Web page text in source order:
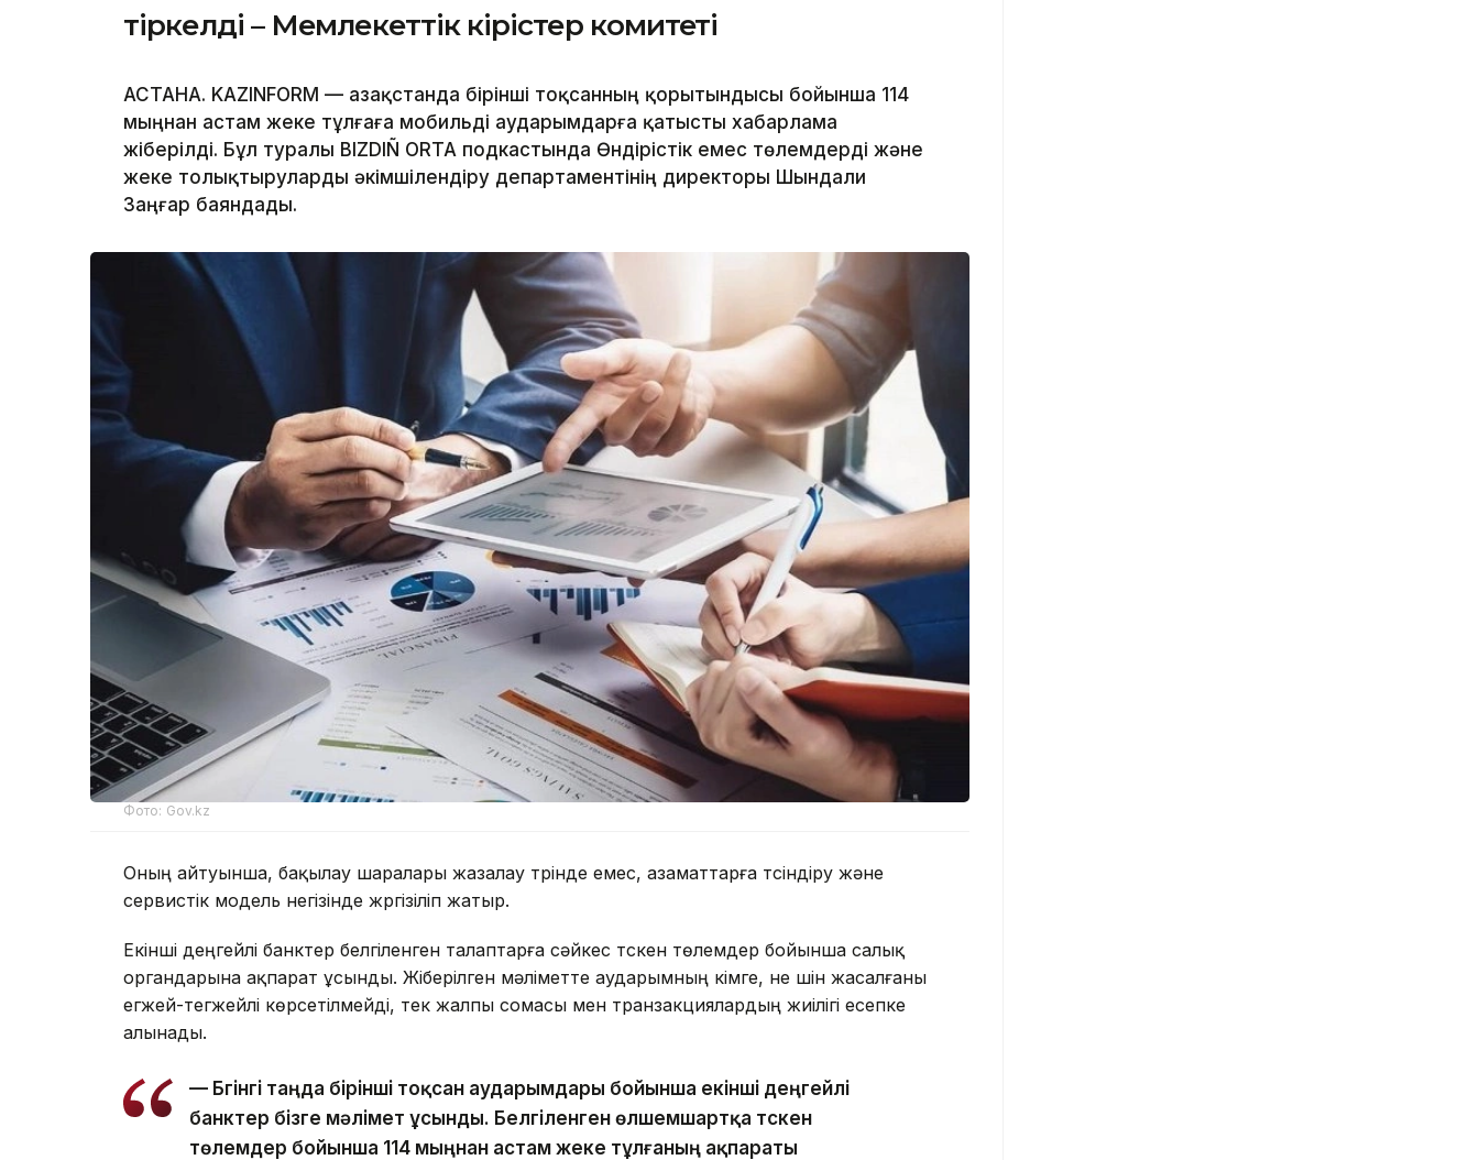
тіркелді – Мемлекеттік кірістер комитеті
АСТАНА. KAZINFORM — Қазақстанда бірінші тоқсанның қорытындысы бойынша 114
мыңнан астам жеке тұлғаға мобильді аударымдарға қатысты хабарлама
жіберілді. Бұл туралы BIZDIÑ ORTA подкастында Өндірістік емес төлемдерді және
жеке толықтыруларды әкімшілендіру департаментінің директоры Шындали
Заңғар баяндады.
Фото: Gov.kz
Оның айтуынша, бақылау шаралары жазалау түрінде емес, азаматтарға түсіндіру және
сервистік модель негізінде жүргізіліп жатыр.
Екінші деңгейлі банктер белгіленген талаптарға сәйкес түскен төлемдер бойынша салық
органдарына ақпарат ұсынды. Жіберілген мәліметте аударымның кімге, не үшін жасалғаны
егжей-тегжейлі көрсетілмейді, тек жалпы сомасы мен транзакциялардың жиілігі есепке
алынады.
— Бүгінгі таңда бірінші тоқсан аударымдары бойынша екінші деңгейлі
банктер бізге мәлімет ұсынды. Белгіленген өлшемшартқа түскен
төлемдер бойынша 114 мыңнан астам жеке тұлғаның ақпараты